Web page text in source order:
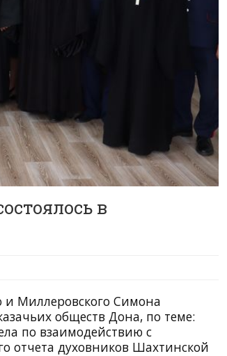
в
и Миллеровского Симона
обществ Дона, по теме:
по взаимодействию с
отчета духовников Шахтинской